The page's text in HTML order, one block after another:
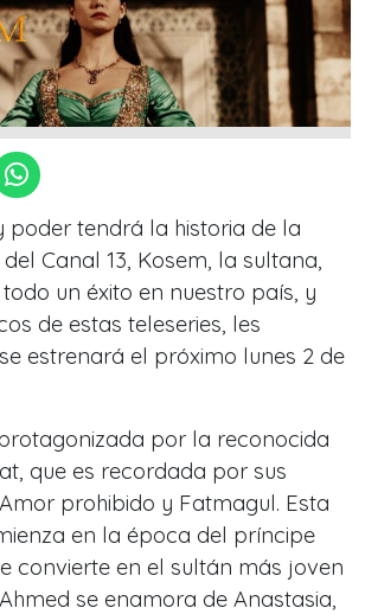
poder tendrá la historia de la
Canal 13, Kosem, la sultana,
un éxito en nuestro país, y
de estas teleseries, les
estrenará el próximo lunes 2 de
por la reconocida
que es recordada por sus
prohibido y Fatmagul. Esta
en la época del príncipe
convierte en el sultán más joven
se enamora de Anastasia,